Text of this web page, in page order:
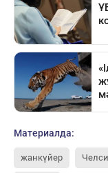
Материалда:
жанкүйер Челси